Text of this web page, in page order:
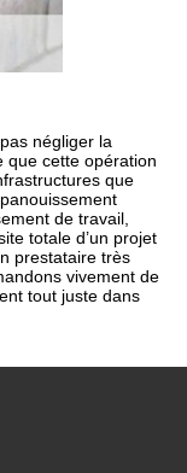
négliger la
que cette opération
que
de travail,
totale d’un projet
prestataire très
vivement de
tout juste dans